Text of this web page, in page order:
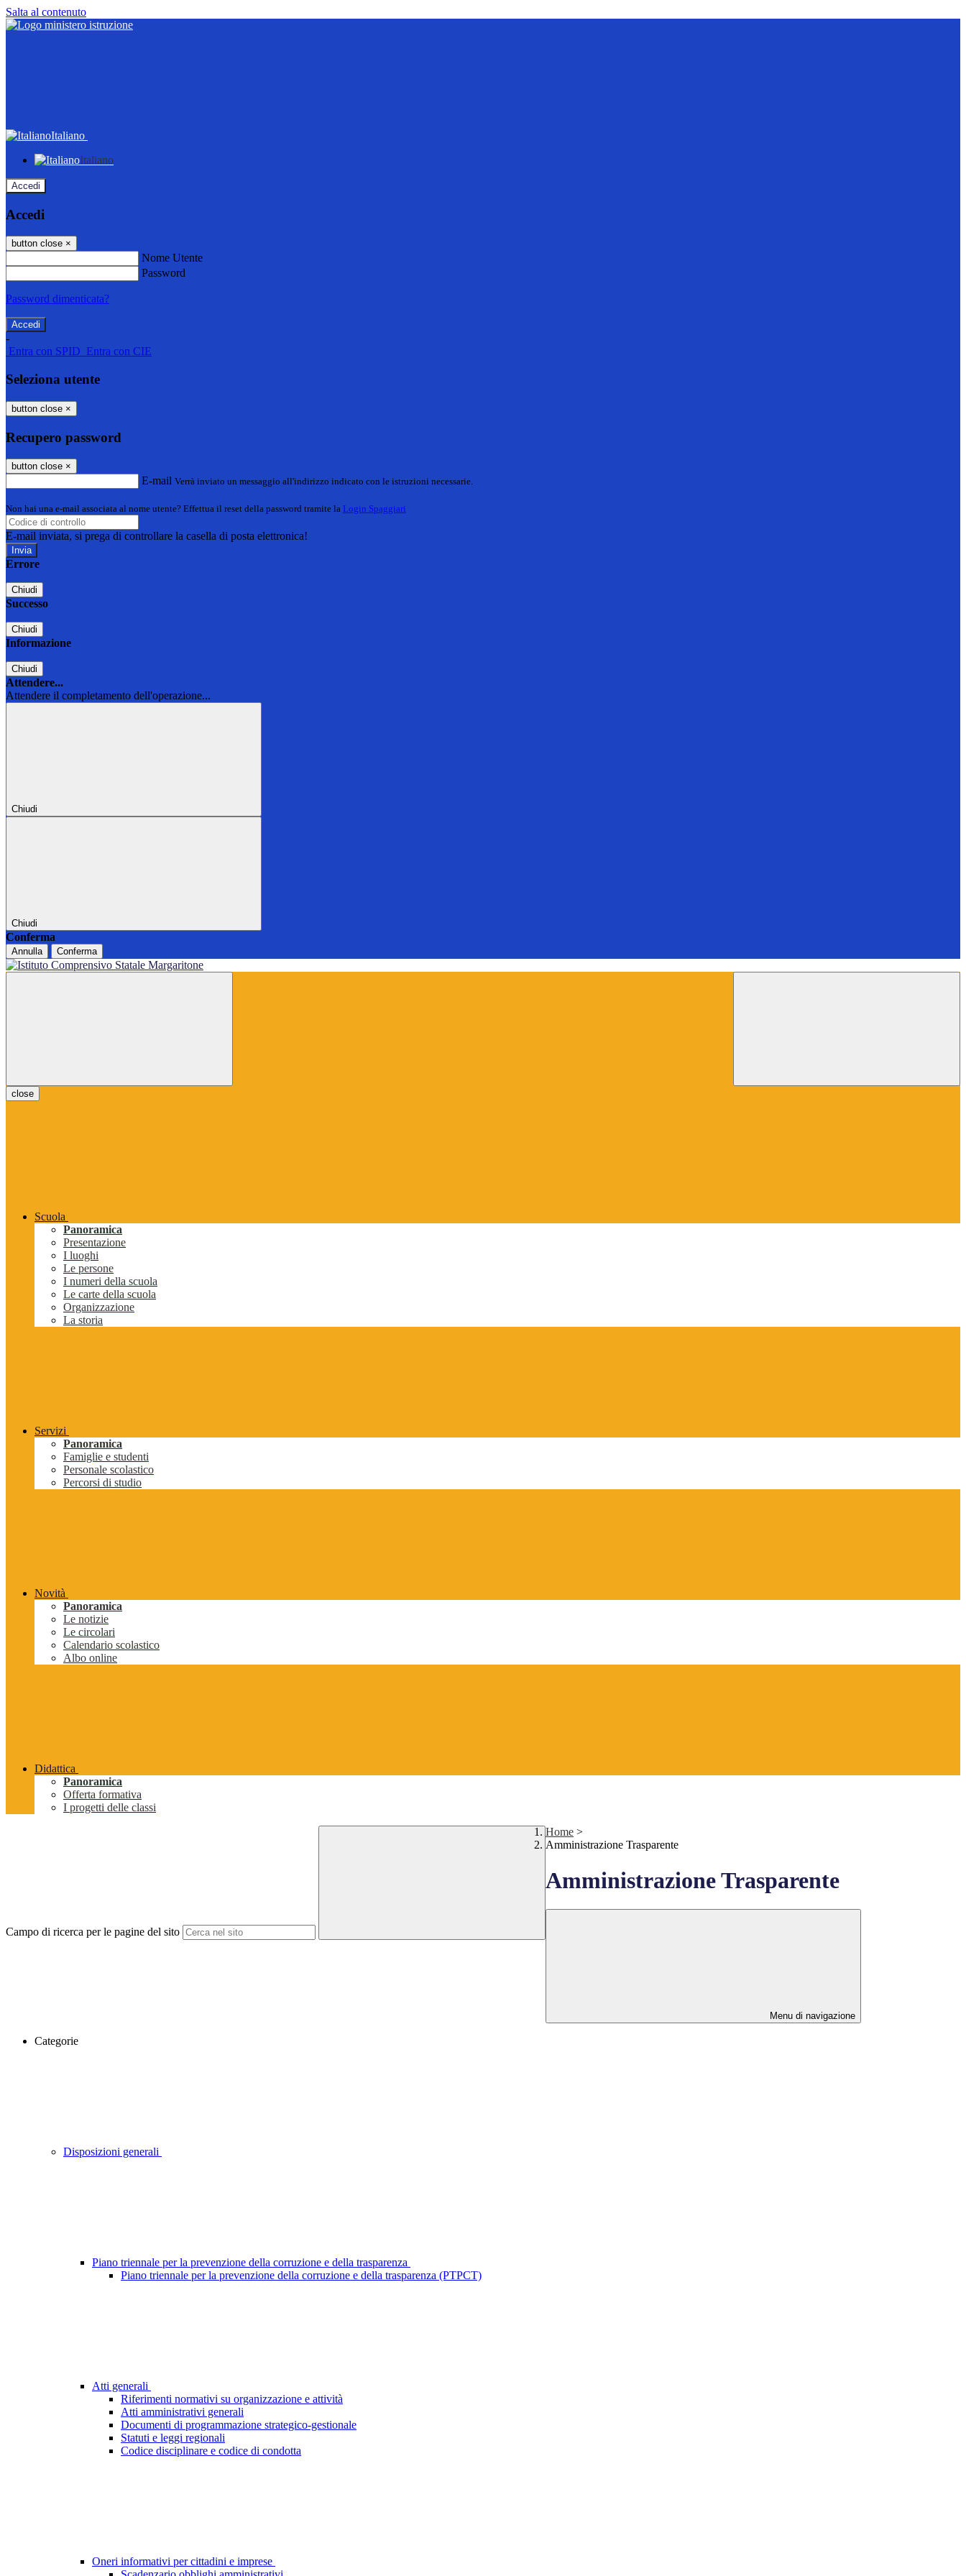
Salta al contenuto
Italiano
Italiano
Accedi
Accedi
button close ×
Nome Utente
Password
Password dimenticata?
-
Entra con SPID Entra con CIE
Seleziona utente
button close ×
Recupero password
button close ×
E-mail Verrà inviato un messaggio all'indirizzo indicato con le istruzioni necessarie.
Non hai una e-mail associata al nome utente? Effettua il reset della password tramite la Login Spaggiari
E-mail inviata, si prega di controllare la casella di posta elettronica!
Errore
Chiudi
Successo
Chiudi
Informazione
Chiudi
Attendere...
Attendere il completamento dell'operazione...
Chiudi
Chiudi
Conferma
Annulla Conferma
close
Scuola
Panoramica
Presentazione
I luoghi
Le persone
I numeri della scuola
Le carte della scuola
Organizzazione
La storia
Servizi
Panoramica
Famiglie e studenti
Personale scolastico
Percorsi di studio
Novità
Panoramica
Le notizie
Le circolari
Calendario scolastico
Albo online
Didattica
Panoramica
Offerta formativa
I progetti delle classi
Campo di ricerca per le pagine del sito
Home >
Amministrazione Trasparente
Amministrazione Trasparente
Menu di navigazione
Categorie
Disposizioni generali
Piano triennale per la prevenzione della corruzione e della trasparenza
Piano triennale per la prevenzione della corruzione e della trasparenza (PTPCT)
Atti generali
Riferimenti normativi su organizzazione e attività
Atti amministrativi generali
Documenti di programmazione strategico-gestionale
Statuti e leggi regionali
Codice disciplinare e codice di condotta
Oneri informativi per cittadini e imprese